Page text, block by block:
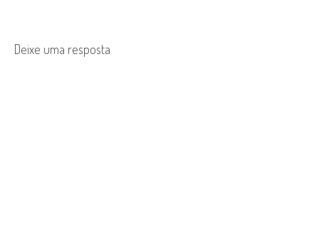
a
Deixe uma resposta